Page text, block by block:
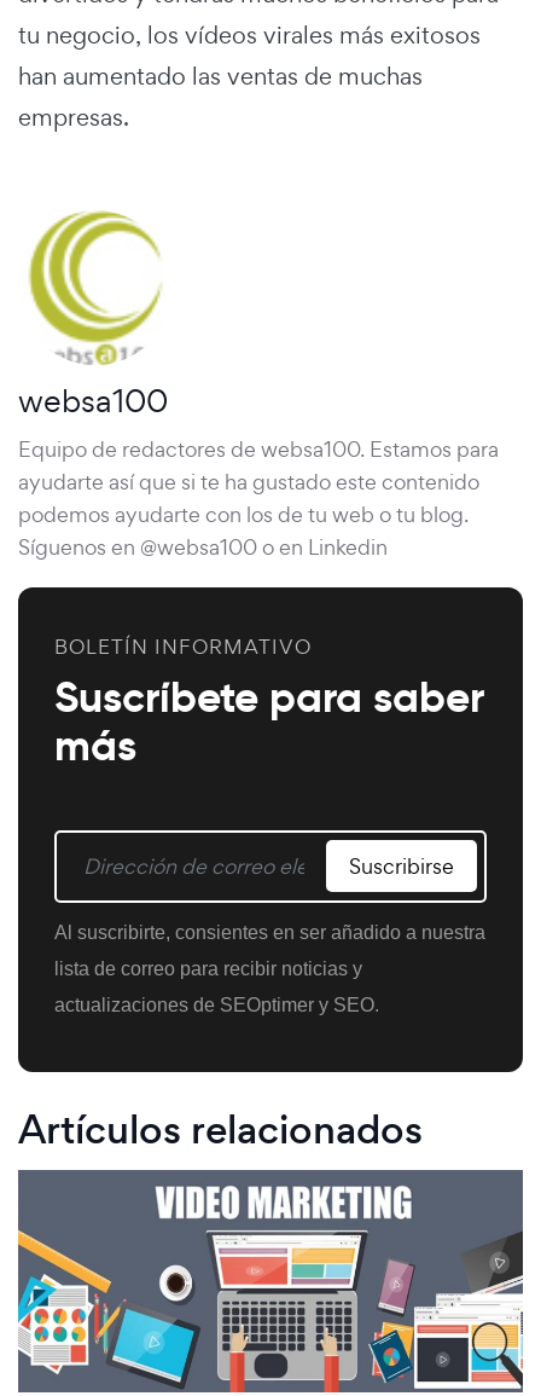
tu negocio, los vídeos virales más exitosos
han aumentado las ventas de muchas
empresas.
websa100
Equipo de redactores de websa100. Estamos para
ayudarte así que si te ha gustado este contenido
podemos ayudarte con los de tu web o tu blog.
Síguenos en @websa100 o en Linkedin
BOLETÍN INFORMATIVO
Suscríbete para saber
más
Suscribirse
Al suscribirte, consientes en ser añadido a nuestra
lista de correo para recibir noticias y
actualizaciones de SEOptimer y SEO.
Artículos relacionados